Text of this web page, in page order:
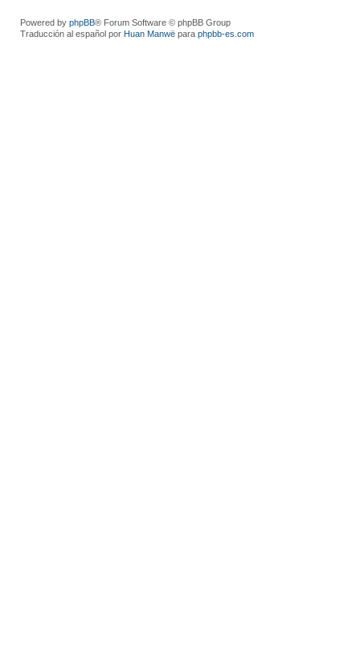
Powered by phpBB® Forum Software © phpBB Group
Traducción al español por Huan Manwë para phpbb-es.com